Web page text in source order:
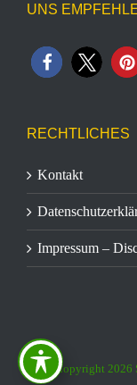
UNS
RECHTLICHES
Kontakt
Impressum –
© Copyright 2026